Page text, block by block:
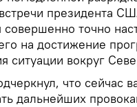
президента
совершенно точно
на достижение
ситуации вокруг
что сейчас
дальнейших